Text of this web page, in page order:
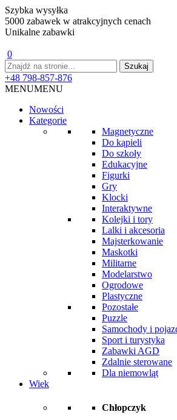
Szybka wysyłka
5000 zabawek w atrakcyjnych cenach
Unikalne zabawki
0
+48 798-857-876
MENUMENU
Nowości
Kategorie
Magnetyczne
Do kąpieli
Do szkoły
Edukacyjne
Figurki
Gry
Klocki
Interaktywne
Kolejki i tory
Lalki i akcesoria
Majsterkowanie
Maskotki
Militarne
Modelarstwo
Ogrodowe
Plastyczne
Pozostałe
Puzzle
Samochody i
Sport i turystyka
Zabawki AGD
Zdalnie sterowane
Dla niemowląt
Wiek
Chłopczyk